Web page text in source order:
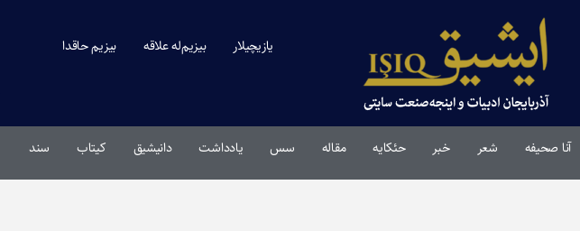
یازیچیلار بیزیم‌له علاقه بیزیم حاقدا
آنا صحیفه شعر خبر حئکایه مقاله‌ سس یادداشت دانیشیق کیتاب سند